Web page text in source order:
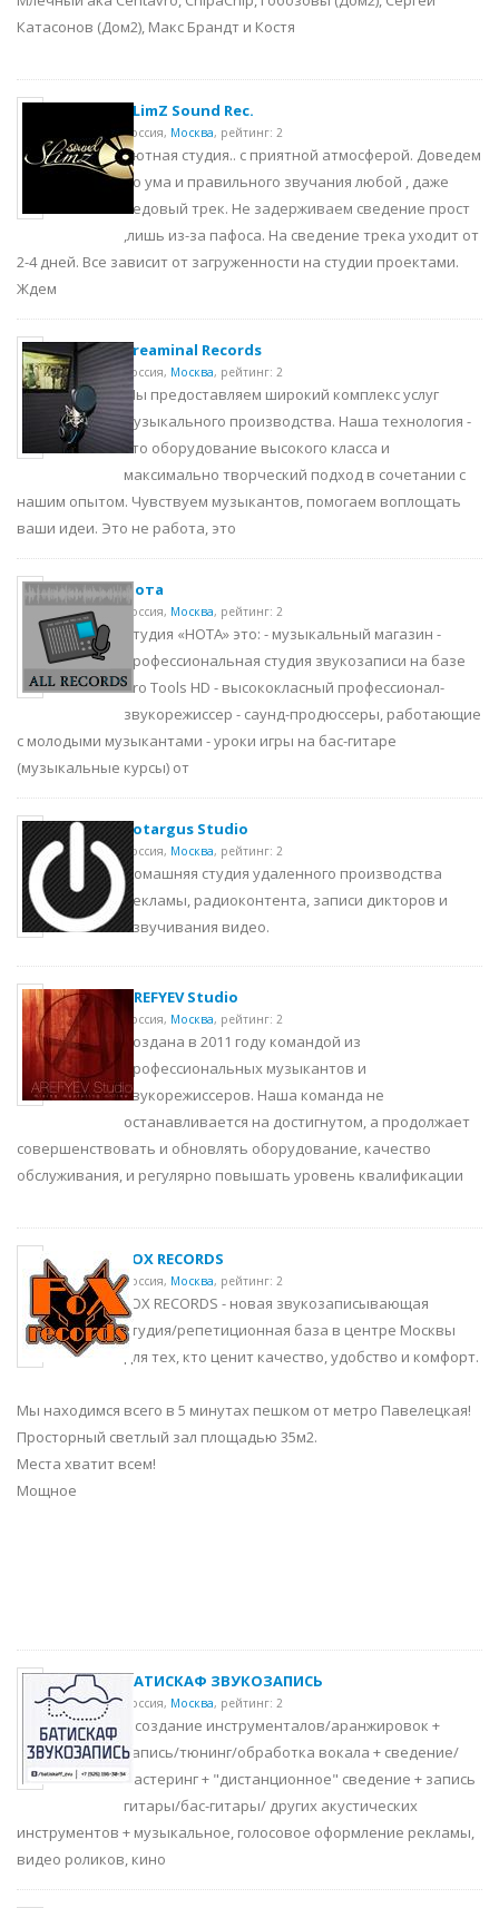
Катасонов (Дом2), Макс Брандт и Костя
SLimZ Sound Rec.
Россия, Москва, рейтинг: 2
Уютная студия.. с приятной атмосферой. Доведем
до ума и правильного звучания любой , даже
бедовый трек. Не задерживаем сведение прост
,лишь из-за пафоса. На сведение трека уходит от
2-4 дней. Все зависит от загруженности на студии проектами.
Ждем
Creaminal Records
Россия, Москва, рейтинг: 2
Мы предоставляем широкий комплекс услуг
музыкального производства. Наша технология -
это оборудование высокого класса и
максимально творческий подход в сочетании с
нашим опытом. Чувствуем музыкантов, помогаем воплощать
ваши идеи. Это не работа, это
Нота
Россия, Москва, рейтинг: 2
Студия «НОТА» это: - музыкальный магазин -
профессиональная студия звукозаписи на базе
Рro Tools НD - высококласный профессионал-
звукорежиссер - саунд-продюссеры, работающие
с молодыми музыкантами - уроки игры на бас-гитаре
(музыкальные курсы) от
Sotargus Studio
Россия, Москва, рейтинг: 2
Домашняя студия удаленного производства
рекламы, радиоконтента, записи дикторов и
озвучивания видео.
AREFYEV Studio
Россия, Москва, рейтинг: 2
Создана в 2011 году командой из
профессиональных музыкантов и
звукорежиссеров. Наша команда не
останавливается на достигнутом, а продолжает
совершенствовать и обновлять оборудование, качество
обслуживания, и регулярно повышать уровень квалификации
FOX RECORDS
Россия, Москва, рейтинг: 2
FOX RECORDS - новая звукозаписывающая
студия/репетиционная база в центре Москвы
для тех, кто ценит качество, удобство и комфорт.
Мы находимся всего в 5 минутах пешком от метро Павелецкая!
Просторный светлый зал площадью 35м2.
Места хватит всем!
Мощное
БАТИСКАФ ЗВУКОЗАПИСЬ
Россия, Москва, рейтинг: 2
+ создание инструменталов/аранжировок +
запись/тюнинг/обработка вокала + сведение/
мастеринг + "дистанционное" сведение + запись
гитары/бас-гитары/ других акустических
инструментов + музыкальное, голосовое оформление рекламы,
видео роликов, кино